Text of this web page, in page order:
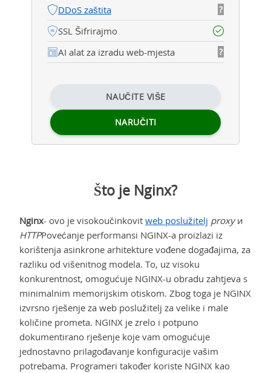
DDoS zaštita ?
SSL Šifrirajmo
AI alat za izradu web-mjesta
?
NAUČITE VIŠE
NARUČITI
Što je Nginx?
Nginx- ovo je visokoučinkovit web poslužitelj proxyи
HTTPPovećanje performansi NGINX-a proizlazi iz
korištenja asinkrone arhitekture vođene događajima, za
razliku od višenitnog modela. To, uz visoku
konkurentnost, omogućuje NGINX-u obradu zahtjeva s
minimalnim memorijskim otiskom. Zbog toga je NGINX
izvrsno rješenje za web poslužitelj za velike i male
količine prometa. NGINX je zrelo i potpuno
dokumentirano rješenje koje vam omogućuje
jednostavno prilagođavanje konfiguracije vašim
potrebama. Programeri također koriste NGINX kao